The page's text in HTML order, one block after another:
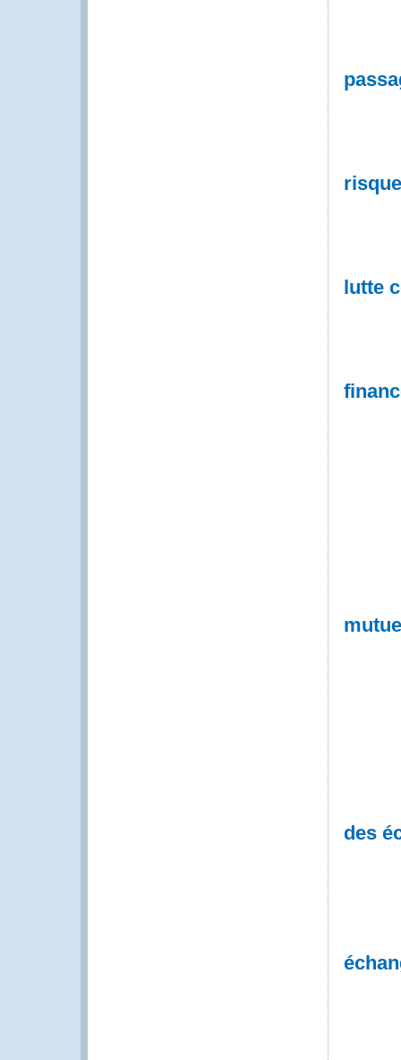
lutte
des